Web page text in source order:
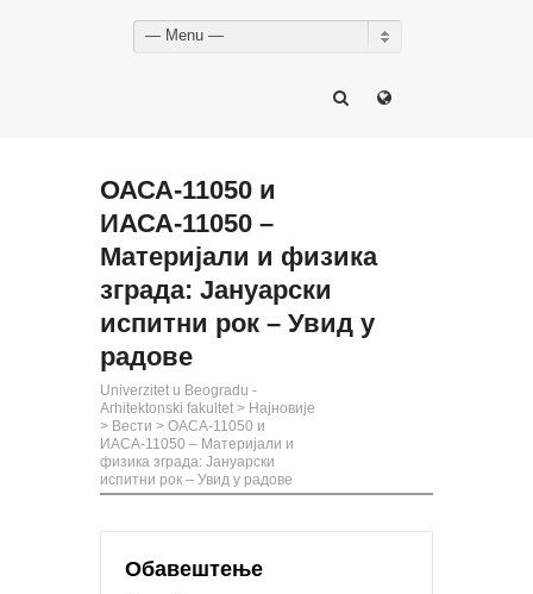
— Menu —
ОАСА-11050 и
ИАСА-11050 –
Материјали и физика
зграда: Јануарски
испитни рок – Увид у
радове
Univerzitet u Beogradu -
Arhitektonski fakultet > Најновије
> Вести > ОАСА-11050 и
ИАСА-11050 – Материјали и
физика зграда: Јануарски
испитни рок – Увид у радове
Обавештење